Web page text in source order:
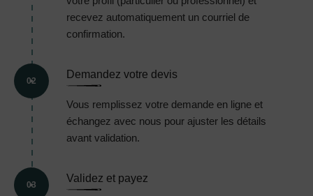
recevez automatiquement un courriel de
confirmation.
02
Demandez votre devis
Vous remplissez votre demande en ligne et
échangez avec nous pour ajuster les détails
avant validation.
03
Validez et payez